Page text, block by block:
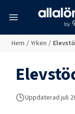
Hem / Yrken /
Uppdaterad juli